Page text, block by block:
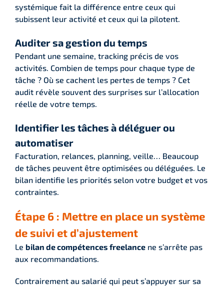
systémique fait la différence entre ceux qui
subissent leur activité et ceux qui la pilotent.
Auditer sa gestion du temps
Pendant une semaine, tracking précis de vos
activités. Combien de temps pour chaque type de
tâche ? Où se cachent les pertes de temps ? Cet
audit révèle souvent des surprises sur l’allocation
réelle de votre temps.
Identifier les tâches à déléguer ou
automatiser
Facturation, relances, planning, veille… Beaucoup
de tâches peuvent être optimisées ou déléguées. Le
bilan identifie les priorités selon votre budget et vos
contraintes.
Étape 6 : Mettre en place un système
de suivi et d’ajustement
Le bilan de compétences freelance ne s’arrête pas
aux recommandations.
Contrairement au salarié qui peut s’appuyer sur sa